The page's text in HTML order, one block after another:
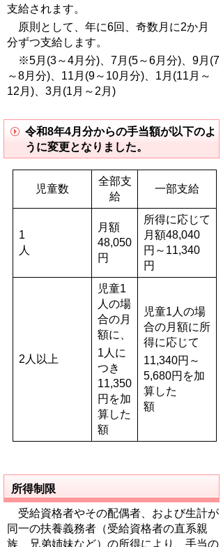
支給されます。
原則として、年に6回、奇数月に2か月
分ずつ支給します。
※5月(3～4月分)、7月(5～6月分)、9月(7
～8月分)、11月(9～10月分)、1月(11月～
12月)、3月(1月～2月)
令和8年4月分からの手当額が以下のよ
うに変更となりました。
児童数
全部支
給
一部支給
1
人
月額
48,050
円
所得に応じて
月額48,040
円～11,340
円
2人以上
児童1
人の場
合の月
額に、
1人に
つき
11,350
円を加
算した
額
児童1人の場
合の月額に所
得に応じて
11,340円～
5,680円を加
算した
額
所得制限
受給資格者やその配偶者、および生計が
同一の扶養義務者（受給資格者の直系親
族、兄弟姉妹など）の所得により、手当の